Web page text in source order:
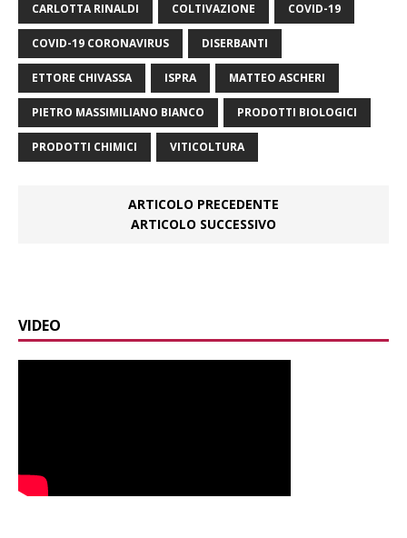
CARLOTTA RINALDI COLTIVAZIONE COVID-19
COVID-19 CORONAVIRUS DISERBANTI
ETTORE CHIVASSA ISPRA MATTEO ASCHERI
PIETRO MASSIMILIANO BIANCO PRODOTTI BIOLOGICI
PRODOTTI CHIMICI VITICOLTURA
ARTICOLO PRECEDENTE
ARTICOLO SUCCESSIVO
VIDEO